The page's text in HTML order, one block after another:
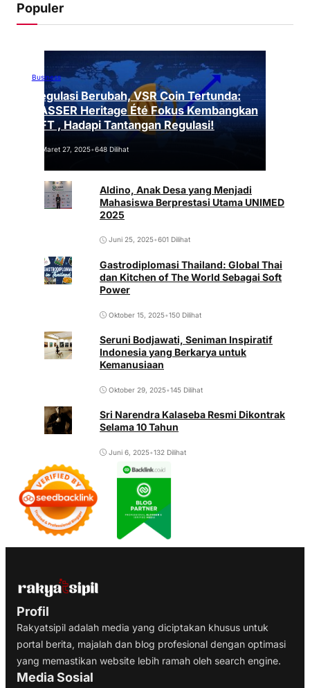
Populer
Business
Regulasi Berubah, VSR Coin Tertunda:
VASSER Heritage Été Fokus Kembangkan
NFT , Hadapi Tantangan Regulasi!
Maret 27, 2025•648 Dilihat
Aldino, Anak Desa yang Menjadi
Mahasiswa Berprestasi Utama UNIMED
2025
Juni 25, 2025•601 Dilihat
Gastrodiplomasi Thailand: Global Thai
dan Kitchen of The World Sebagai Soft
Power
Oktober 15, 2025•150 Dilihat
Seruni Bodjawati, Seniman Inspiratif
Indonesia yang Berkarya untuk
Kemanusiaan
Oktober 29, 2025•145 Dilihat
Sri Narendra Kalaseba Resmi Dikontrak
Selama 10 Tahun
Juni 6, 2025•132 Dilihat
Profil
Rakyatsipil adalah media yang diciptakan khusus untuk
portal berita, majalah dan blog profesional dengan optimasi
yang memastikan website lebih ramah oleh search engine.
Media Sosial